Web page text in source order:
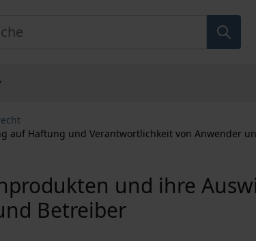
auf Haftung und Verantwortlichkeit von Anwender
und ihre
Betreiber